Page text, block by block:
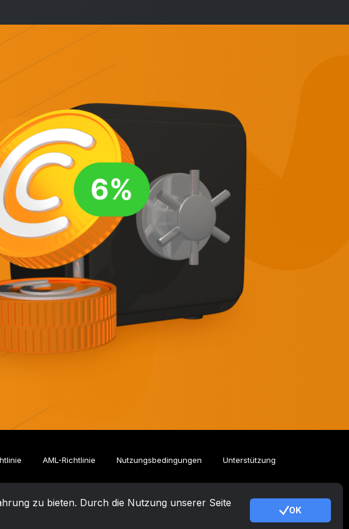
zu bieten. Durch die Nutzung unserer Seite
OK
AML-Richtlinie Nutzungsbedingungen Unterstützung